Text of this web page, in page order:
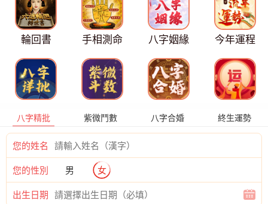
輪回書 手相測命 八字姻緣 今年運程
八字精批 紫微鬥數 八字合婚 終生運勢
您的姓名
您的性別 男 女
出生日期